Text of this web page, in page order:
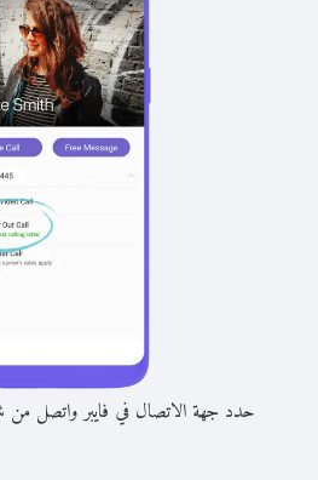
حدد جهة الاتصال في فايبر واتصل من